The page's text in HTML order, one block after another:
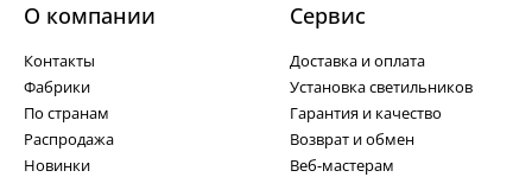
О компании
Контакты
Фабрики
По странам
Распродажа
Новинки
Cервис
Доставка и оплата
Установка светильников
Гарантия и качество
Возврат и обмен
Веб-мастерам